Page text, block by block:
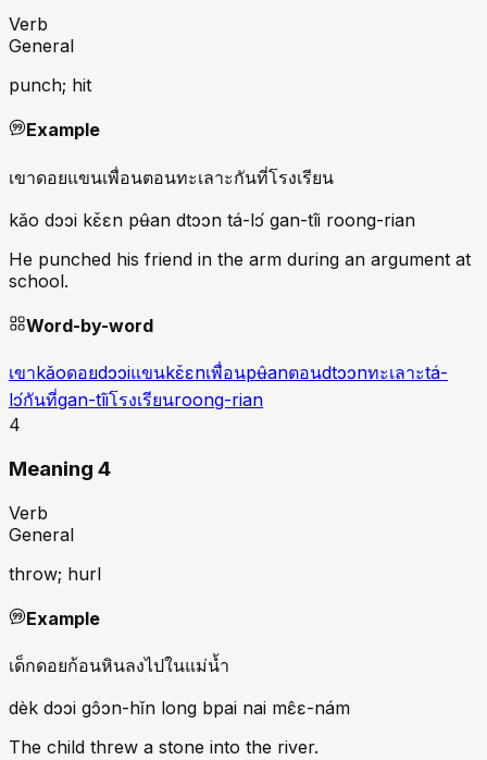
Verb
General
punch; hit
Example
เขาดอยแขนเพื่อนตอนทะเลาะกันที่โรงเรียน
kǎo dɔɔi kɛ̌ɛn pʉ̂an dtɔɔn tá-lɔ́ gan-tîi roong-rian
He punched his friend in the arm during an argument at
school.
Word-by-word
เขาkǎoดอยdɔɔiแขนkɛ̌ɛnเพื่อนpʉ̂anตอนdtɔɔnทะเลาะtá-
lɔ́กันที่gan-tîiโรงเรียนroong-rian
4
Meaning 4
Verb
General
throw; hurl
Example
เด็กดอยก้อนหินลงไปในแม่น้ำ
dèk dɔɔi gɔ̂ɔn-hǐn long bpai nai mɛ̂ɛ-nám
The child threw a stone into the river.